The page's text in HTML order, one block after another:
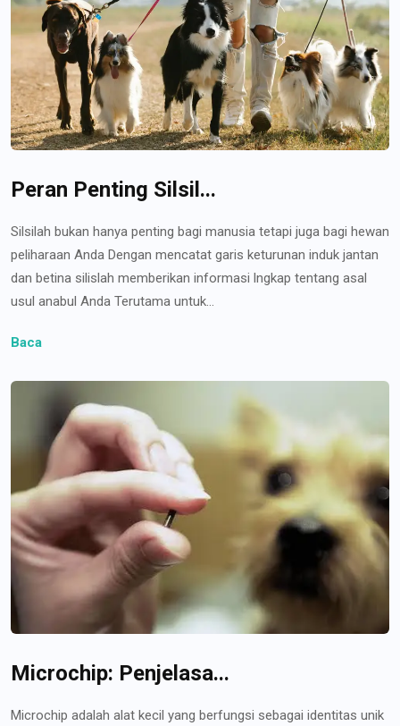
Peran Penting Silsil...
Silsilah bukan hanya penting bagi manusia tetapi juga bagi hewan
peliharaan Anda Dengan mencatat garis keturunan induk jantan
dan betina silislah memberikan informasi lngkap tentang asal
usul anabul Anda Terutama untuk...
Baca
Microchip: Penjelasa...
Microchip adalah alat kecil yang berfungsi sebagai identitas unik